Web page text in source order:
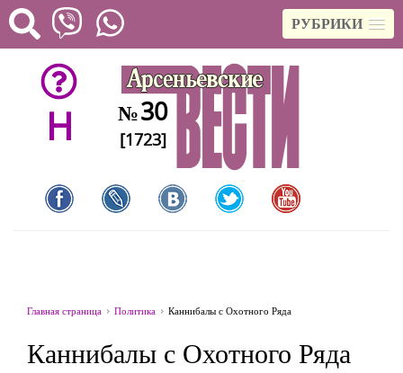
РУБРИКИ
H №30
[1723]
Главная страница Политика Каннибалы с Охотного Ряда
Каннибалы с Охотного Ряда